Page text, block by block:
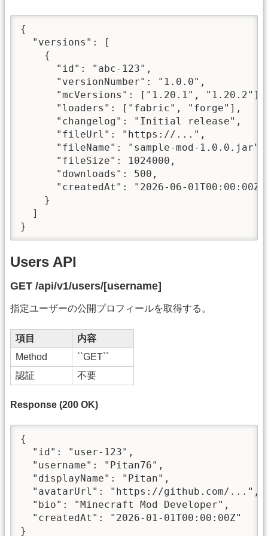
{
  "versions": [
    {
      "id": "abc-123",
      "versionNumber": "1.0.0",
      "mcVersions": ["1.20.1", "1.20.2"],
      "loaders": ["fabric", "forge"],
      "changelog": "Initial release",
      "fileUrl": "https://...",
      "fileName": "sample-mod-1.0.0.jar",
      "fileSize": 1024000,
      "downloads": 500,
      "createdAt": "2026-06-01T00:00:00Z"
    }
  ]
}
Users API
GET /api/v1/users/[username]
指定ユーザーの公開プロフィールを取得する。
項目
内容
Method
``GET``
認証
不要
Response (200 OK)
{
  "id": "user-123",
  "username": "Pitan76",
  "displayName": "Pitan",
  "avatarUrl": "https://github.com/...",
  "bio": "Minecraft Mod Developer",
  "createdAt": "2026-01-01T00:00:00Z"
}